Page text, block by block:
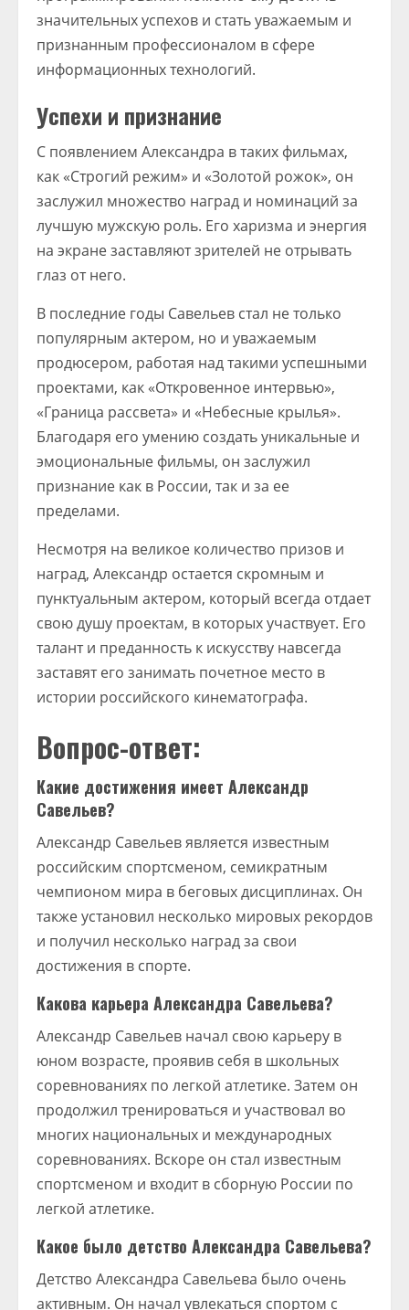
значительных успехов и стать уважаемым и
признанным профессионалом в сфере
информационных технологий.
Успехи и признание
С появлением Александра в таких фильмах,
как «Строгий режим» и «Золотой рожок», он
заслужил множество наград и номинаций за
лучшую мужскую роль. Его харизма и энергия
на экране заставляют зрителей не отрывать
глаз от него.
В последние годы Савельев стал не только
популярным актером, но и уважаемым
продюсером, работая над такими успешными
проектами, как «Откровенное интервью»,
«Граница рассвета» и «Небесные крылья».
Благодаря его умению создать уникальные и
эмоциональные фильмы, он заслужил
признание как в России, так и за ее
пределами.
Несмотря на великое количество призов и
наград, Александр остается скромным и
пунктуальным актером, который всегда отдает
свою душу проектам, в которых участвует. Его
талант и преданность к искусству навсегда
заставят его занимать почетное место в
истории российского кинематографа.
Вопрос-ответ:
Какие достижения имеет Александр
Савельев?
Александр Савельев является известным
российским спортсменом, семикратным
чемпионом мира в беговых дисциплинах. Он
также установил несколько мировых рекордов
и получил несколько наград за свои
достижения в спорте.
Какова карьера Александра Савельева?
Александр Савельев начал свою карьеру в
юном возрасте, проявив себя в школьных
соревнованиях по легкой атлетике. Затем он
продолжил тренироваться и участвовал во
многих национальных и международных
соревнованиях. Вскоре он стал известным
спортсменом и входит в сборную России по
легкой атлетике.
Какое было детство Александра Савельева?
Детство Александра Савельева было очень
активным. Он начал увлекаться спортом с